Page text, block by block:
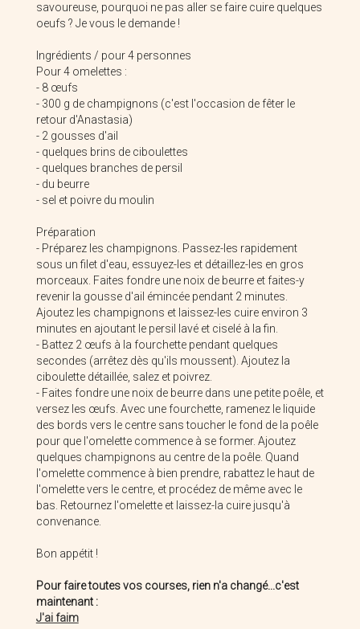
Les Anges Gardins
Vanuxeem Bruno Brasserie Les Fils D'omer
Ferme Ghestem
savoureuse, pourquoi ne pas aller se faire cuire quelques
oeufs ? Je vous le demande !
Ingrédients / pour 4 personnes
Pour 4 omelettes :
- 8 œufs
- 300 g de champignons (c'est l'occasion de fêter le
retour d'Anastasia)
- 2 gousses d'ail
- quelques brins de ciboulettes
- quelques branches de persil
- du beurre
- sel et poivre du moulin
Préparation
- Préparez les champignons. Passez-les rapidement
sous un filet d'eau, essuyez-les et détaillez-les en gros
morceaux. Faites fondre une noix de beurre et faites-y
revenir la gousse d'ail émincée pendant 2 minutes.
Ajoutez les champignons et laissez-les cuire environ 3
minutes en ajoutant le persil lavé et ciselé à la fin.
- Battez 2 œufs à la fourchette pendant quelques
secondes (arrêtez dès qu'ils moussent). Ajoutez la
ciboulette détaillée, salez et poivrez.
- Faites fondre une noix de beurre dans une petite poêle, et
versez les œufs. Avec une fourchette, ramenez le liquide
des bords vers le centre sans toucher le fond de la poêle
pour que l'omelette commence à se former. Ajoutez
quelques champignons au centre de la poêle. Quand
l'omelette commence à bien prendre, rabattez le haut de
l'omelette vers le centre, et procédez de même avec le
bas. Retournez l'omelette et laissez-la cuire jusqu'à
convenance.
Bon appétit !
Pour faire toutes vos courses, rien n'a changé...c'est
maintenant :
J'ai faim